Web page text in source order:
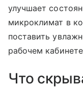
улучшает
микроклимат в
поставить
рабочем
Что